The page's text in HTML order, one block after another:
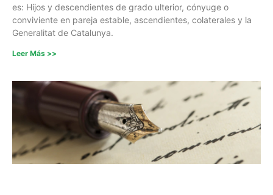
es: Hijos y descendientes de grado ulterior, cónyuge o
conviviente en pareja estable, ascendientes, colaterales y la
Generalitat de Catalunya.
Leer Más >>